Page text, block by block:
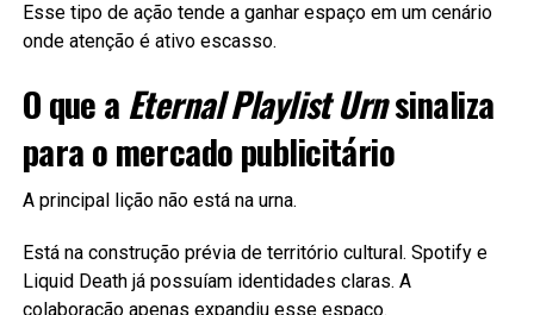
Esse tipo de ação tende a ganhar espaço em um cenário
onde atenção é ativo escasso.
O que a Eternal Playlist Urnsinaliza
para o mercado publicitário
A principal lição não está na urna.
Está na construção prévia de território cultural. Spotify e
Liquid Death já possuíam identidades claras. A
colaboração apenas expandiu esse espaço.